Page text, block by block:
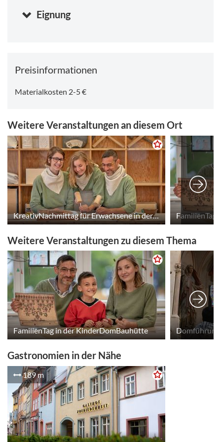
Eignung
Preisinformationen
Materialkosten 2-5 €
Weitere Veranstaltungen an diesem Ort
KreativNachmittag für Erwachsene in der KinderDomBauhütte
Weitere Veranstaltungen zu diesem Thema
FamilienTag in der KinderDomBauhütte
Gastronomien in der Nähe
189 m